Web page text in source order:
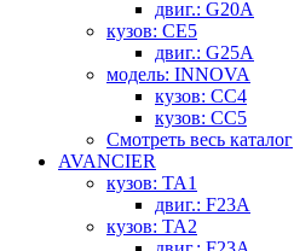
двиг.: G20A
кузов: CE5
двиг.: G25A
модель: INNOVA
кузов: CC4
кузов: CC5
Смотреть весь каталог
AVANCIER
кузов: TA1
двиг.: F23A
кузов: TA2